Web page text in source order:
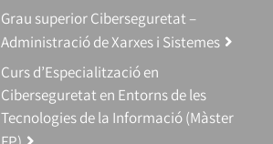
Grau superior Ciberseguretat –
Administració de Xarxes i Sistemes
Curs d’Especialització en
Ciberseguretat en Entorns de les
Tecnologies de la Informació (Màster